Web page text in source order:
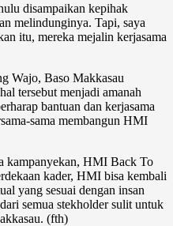
disampaikan kepihak
melindunginya. Tapi, saya
itu, mereka mejalin kerjasama
Wajo, Baso Makkasau
tersebut menjadi amanah
bantuan dan kerjasama
sama membangun HMI
kampanyekan, HMI Back To
kader, HMI bisa kembali
yang sesuai dengan insan
semua stekholder sulit untuk
(fth)